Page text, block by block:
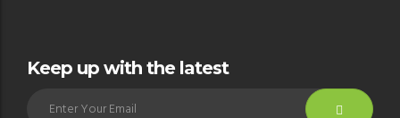
Keep up with the latest